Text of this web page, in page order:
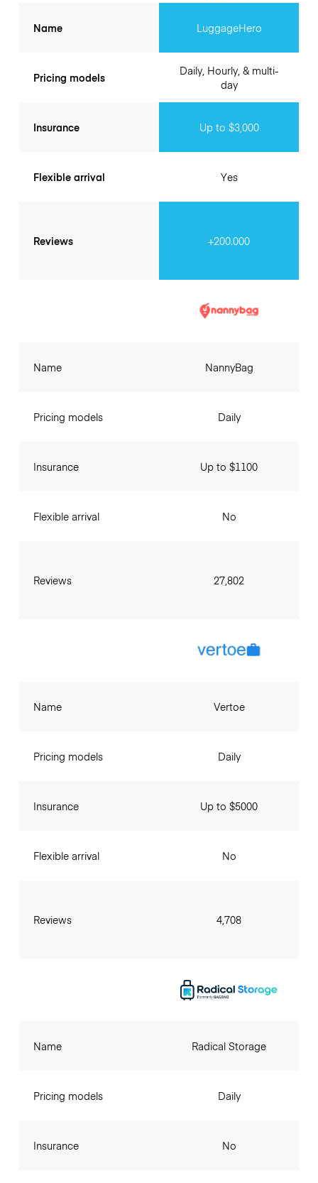
Name
Pricing models
Insurance
Flexible arrival
Reviews
LuggageHero
Daily, Hourly, & multi-
day
Up to $3,000
Yes
+200.000
Name
Pricing models
Insurance
Flexible arrival
Reviews
NannyBag
Daily
Up to $1100
No
27,802
Name
Pricing models
Insurance
Flexible arrival
Reviews
Vertoe
Daily
Up to $5000
No
4,708
Name
Pricing models
Insurance
Radical Storage
Daily
No